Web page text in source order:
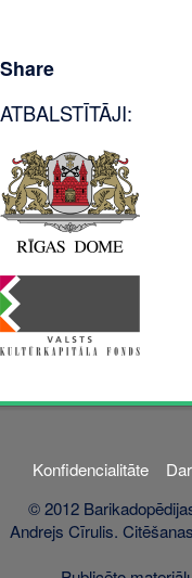
Share
ATBALSTĪTĀJI:
Konfidencialitāte
© 2012
Andrejs Cīrulis.